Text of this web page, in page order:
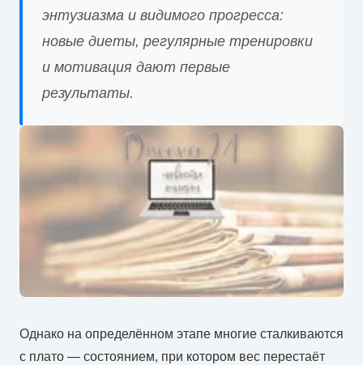
энтузиазма и видимого прогресса:
новые диеты, регулярные тренировки
и мотивация дают первые
результаты.
Однако на определённом этапе многие сталкиваются
с плато — состоянием, при котором вес перестаёт